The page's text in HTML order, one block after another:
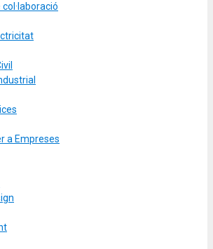
a Empreses